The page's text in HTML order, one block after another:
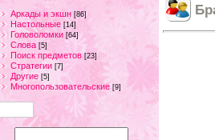
Аркады и экшн [86]
Настольные [14]
Головоломки [64]
Слова [5]
Поиск предметов [23]
Стратегии [7]
Другие [5]
Многопользовательские [9]